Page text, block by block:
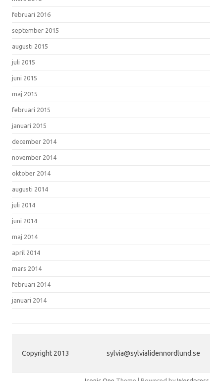
februari 2016
september 2015
augusti 2015
juli 2015
juni 2015
maj 2015
februari 2015
januari 2015
december 2014
november 2014
oktober 2014
augusti 2014
juli 2014
juni 2014
maj 2014
april 2014
mars 2014
februari 2014
januari 2014
Copyright 2013 sylvia@sylvialidennordlund.se